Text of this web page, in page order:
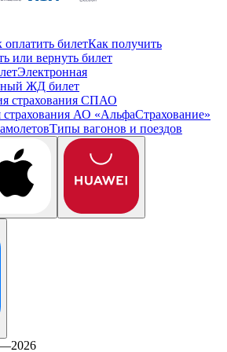
оплатить билетКак получить
или вернуть билет
Электронная
ЖД билет
страхования СПАО
страхования АО «АльфаСтрахование»
Типы вагонов и поездов